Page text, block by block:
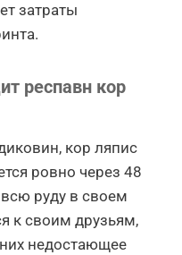
затраты
респавн кор
кор ляпис
ровно через 48
руду в своем
к своим друзьям,
недостающее